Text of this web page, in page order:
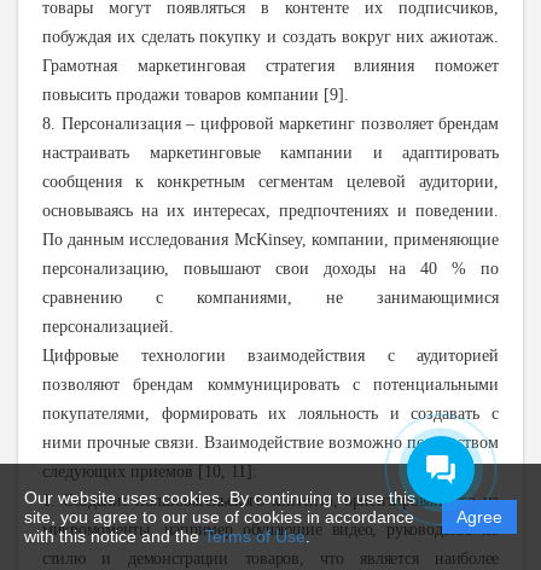
Our website uses cookies. By continuing to use this
site, you agree to our use of cookies in accordance
with this notice and theTerms of Use.
Agree
товары могут появляться в контенте их подписчиков,
побуждая их сделать покупку и создать вокруг них ажиотаж.
Грамотная маркетинговая стратегия влияния поможет
повысить продажи товаров компании [9].
8. Персонализация – цифровой маркетинг позволяет брендам
настраивать маркетинговые кампании и адаптировать
сообщения к конкретным сегментам целевой аудитории,
основываясь на их интересах, предпочтениях и поведении.
По данным исследования McKinsey, компании, применяющие
персонализацию, повышают свои доходы на 40 % по
сравнению с компаниями, не занимающимися
персонализацией.
Цифровые технологии взаимодействия с аудиторией
позволяют брендам коммуницировать с потенциальными
покупателями, формировать их лояльность и создавать с
ними прочные связи. Взаимодействие возможно посредством
следующих приемов [10, 11]:
1.Создание пользовательского контента, ориентированного на
микромоменты, например обучающие видео, руководства по
стилю и демонстрации товаров, что является наиболее